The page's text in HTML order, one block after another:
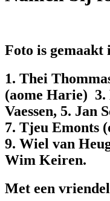
Foto is gemaakt
1. Thei
(aome Harie) 3.
Vaessen, 5. Jan
7. Tjeu Emonts
9. Wiel van
Wim Keiren.
Met een